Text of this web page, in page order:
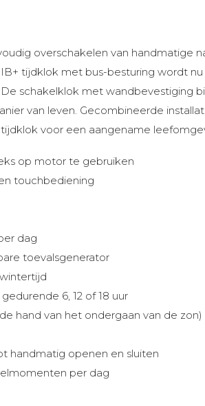
overschakelen van handmatige
tijdklok met bus-besturing wordt
schakelklok met wandbevestiging
van leven. Gecombineerde
voor een aangename
op motor te gebruiken
touchbediening
dag
toevalsgenerator
6, 12 of 18 uur
hand van het ondergaan van de zon)
handmatig openen en sluiten
per dag